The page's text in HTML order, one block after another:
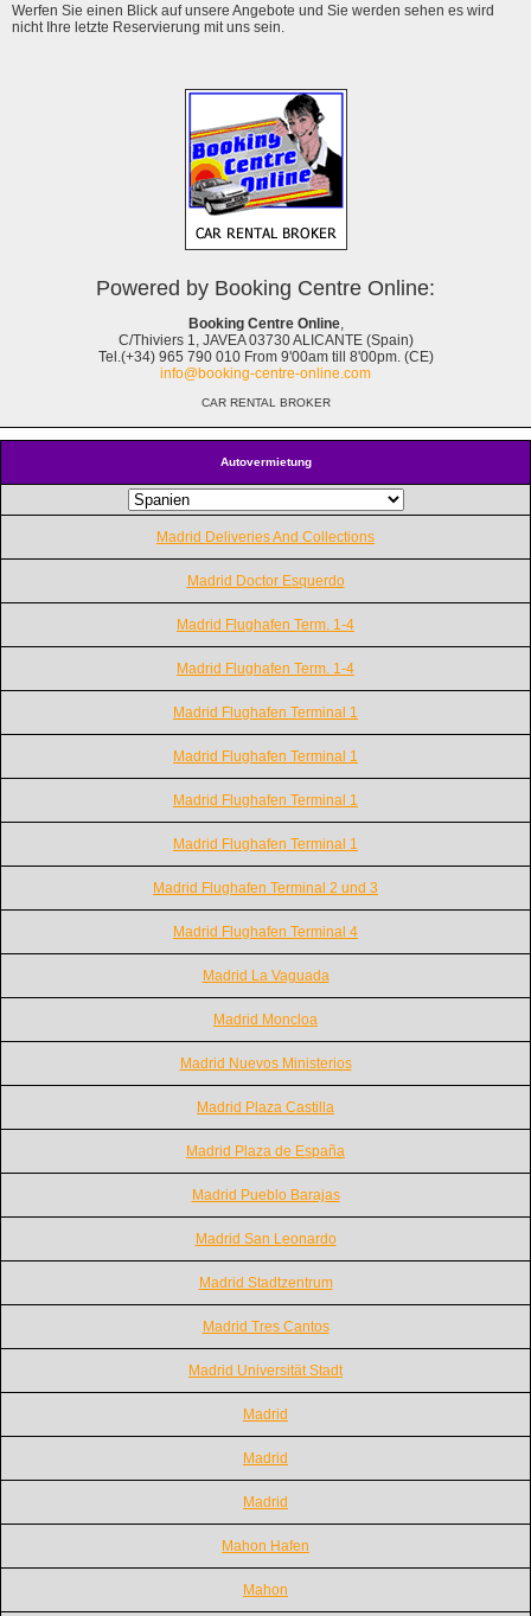
Autovermietung
Madrid Deliveries And Collections
Madrid Doctor Esquerdo
Madrid Flughafen Term. 1-4
Madrid Flughafen Term. 1-4
Madrid Flughafen Terminal 1
Madrid Flughafen Terminal 1
Madrid Flughafen Terminal 1
Madrid Flughafen Terminal 1
Madrid Flughafen Terminal 2 und 3
Madrid Flughafen Terminal 4
Madrid La Vaguada
Madrid Moncloa
Madrid Nuevos Ministerios
Madrid Plaza Castilla
Madrid Plaza de España
Madrid Pueblo Barajas
Madrid San Leonardo
Madrid Stadtzentrum
Madrid Tres Cantos
Madrid Universität Stadt
Madrid
Madrid
Madrid
Mahon Hafen
Mahon
Werfen Sie einen Blick auf unsere Angebote und Sie werden sehen es wird
nicht Ihre letzte Reservierung mit uns sein.
Powered by Booking Centre Online:
Booking Centre Online,
C/Thiviers 1, JAVEA 03730 ALICANTE (Spain)
Tel.(+34) 965 790 010 From 9'00am till 8'00pm. (CE)
info@booking-centre-online.com
CAR RENTAL BROKER